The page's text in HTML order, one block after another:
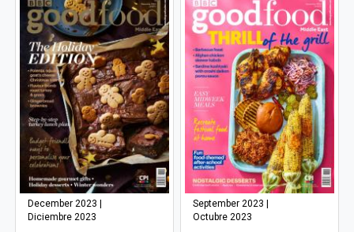
December 2023 |
Diciembre 2023
September 2023 |
Octubre 2023